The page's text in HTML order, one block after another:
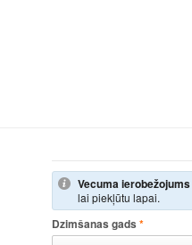
Vecuma ierobežojums
lai piekļūtu lapai.
Dzimšanas gads *